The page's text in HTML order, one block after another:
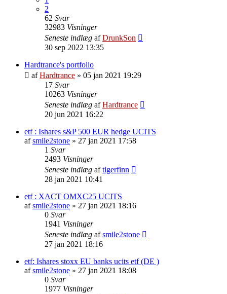
2
62 Svar
32983 Visninger
Seneste indlæg afDrunkSon
30 sep 2022 13:35
Hardtrance's portfolio
afHardtrance » 05 jan 2021 19:29
17 Svar
10263 Visninger
Seneste indlæg afHardtrance
20 jun 2021 16:22
etf : Ishares s&P 500 EUR hedge UCITS
afsmile2stone » 27 jan 2021 17:58
1 Svar
2493 Visninger
Seneste indlæg aftigerfinn
28 jan 2021 10:41
etf : XACT OMXC25 UCITS
afsmile2stone » 27 jan 2021 18:16
0 Svar
1941 Visninger
Seneste indlæg afsmile2stone
27 jan 2021 18:16
etf: Ishares stoxx EU banks ucits etf (DE )
afsmile2stone » 27 jan 2021 18:08
0 Svar
1977 Visninger